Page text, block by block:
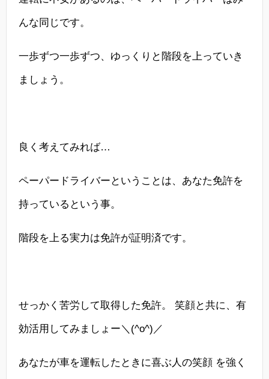
んな同じです。
一歩ずつ一歩ずつ、ゆっくりと階段を上っていき
ましょう。
良く考えてみれば…
ペーパードライバーということは、あなた免許を
持っているという事。
階段を上る実力は免許が証明済です。
せっかく苦労して取得した免許。 笑顔と共に、有
効活用してみましょー＼(^o^)／
あなたが車を運転したときに喜ぶ人の笑顔 を強く